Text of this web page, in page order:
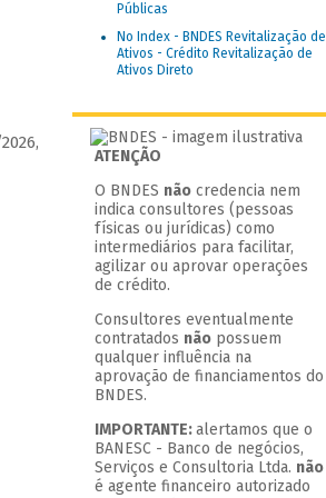
Públicas
No Index - BNDES Revitalização de
Ativos - Crédito Revitalização de
Ativos Direto
ATENÇÃO
O BNDES não credencia nem
indica consultores (pessoas
físicas ou jurídicas) como
intermediários para facilitar,
agilizar ou aprovar operações
de crédito.
Consultores eventualmente
contratados não possuem
qualquer influência na
aprovação de financiamentos do
BNDES.
IMPORTANTE:alertamos que o
BANESC - Banco de negócios,
Serviços e Consultoria Ltda. não
é agente financeiro autorizado